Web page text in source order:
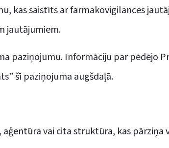
kas saistīts ar farmakovigilances
jautājumiem.
paziņojumu. Informāciju par pēdējo
šī paziņojuma augšdaļā.
vai cita struktūra, kas